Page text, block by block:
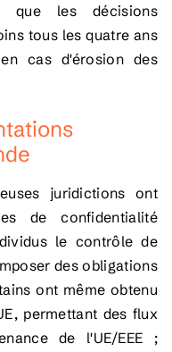
les décisions
tous les quatre ans
cas d'érosion des
juridictions ont
de confidentialité
le contrôle de
des obligations
ont même obtenu
permettant des flux
de l'UE/EEE ;